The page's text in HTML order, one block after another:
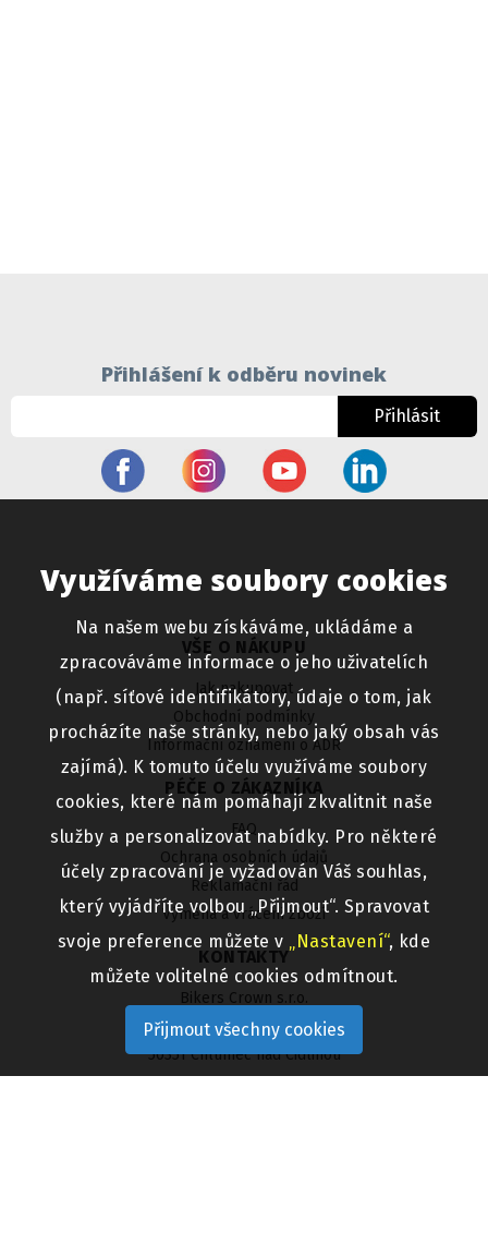
Využíváme soubory cookies
Na našem webu získáváme, ukládáme a
zpracováváme informace o jeho uživatelích
(např. síťové identifikátory, údaje o tom, jak
procházíte naše stránky, nebo jaký obsah vás
zajímá). K tomuto účelu využíváme soubory
cookies, které nám pomáhají zkvalitnit naše
služby a personalizovat nabídky. Pro některé
účely zpracování je vyžadován Váš souhlas,
který vyjádříte volbou „Přijmout“. Spravovat
svoje preference můžete v „Nastavení“, kde
můžete volitelné cookies odmítnout.
Přijmout všechny cookies
Přihlášení k odběru novinek
Přihlásit
VŠE O NÁKUPU
Jak nakupovat
Obchodní podmínky
Informační oznámení o ADR
PÉČE O ZÁKAZNÍKA
FAQ
Ochrana osobních údajů
Reklamační řád
Výměna a vrácení zboží
KONTAKTY
Bikers Crown s.r.o.
Pražská 481/IV
50351 Chlumec nad Cidlinou